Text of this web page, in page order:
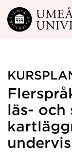
Hoppa direkt
läs- och